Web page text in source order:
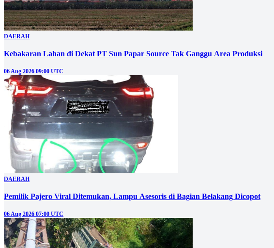
DAERAH
Kebakaran Lahan di Dekat PT Sun Papar Source Tak Ganggu Area Produksi
06 Aug 2026 09:00 UTC
DAERAH
Pemilik Pajero Viral Ditemukan, Lampu Asesoris di Bagian Belakang Dicopot
06 Aug 2026 07:00 UTC